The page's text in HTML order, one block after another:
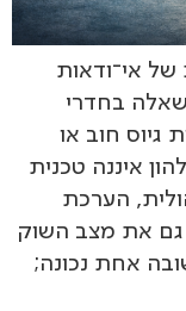
של אי־ודאות
בחדרי
חוב או
איננה טכנית
הערכת
גם את מצב השוק
אחת נכונה;